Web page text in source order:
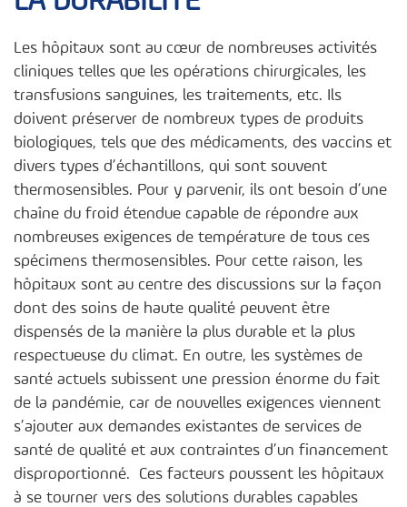
Les hôpitaux sont au cœur de nombreuses activités
cliniques telles que les opérations chirurgicales, les
transfusions sanguines, les traitements, etc. Ils
doivent préserver de nombreux types de produits
biologiques, tels que des médicaments, des vaccins et
divers types d’échantillons, qui sont souvent
thermosensibles. Pour y parvenir, ils ont besoin d’une
chaîne du froid étendue capable de répondre aux
nombreuses exigences de température de tous ces
spécimens thermosensibles. Pour cette raison, les
hôpitaux sont au centre des discussions sur la façon
dont des soins de haute qualité peuvent être
dispensés de la manière la plus durable et la plus
respectueuse du climat. En outre, les systèmes de
santé actuels subissent une pression énorme du fait
de la pandémie, car de nouvelles exigences viennent
s’ajouter aux demandes existantes de services de
santé de qualité et aux contraintes d’un financement
disproportionné. Ces facteurs poussent les hôpitaux
à se tourner vers des solutions durables capables